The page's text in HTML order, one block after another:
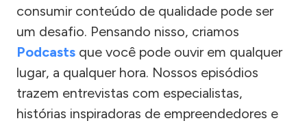
consumir conteúdo de qualidade pode ser
um desafio. Pensando nisso, criamos
Podcasts que você pode ouvir em qualquer
lugar, a qualquer hora. Nossos episódios
trazem entrevistas com especialistas,
histórias inspiradoras de empreendedores e